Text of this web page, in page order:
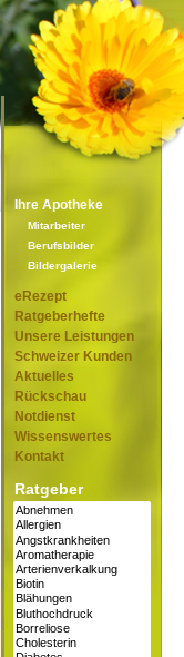
Ihre Apotheke
Mitarbeiter
Berufsbilder
Bildergalerie
eRezept
Ratgeberhefte
Unsere Leistungen
Schweizer Kunden
Aktuelles
Rückschau
Notdienst
Wissenswertes
Kontakt
Ratgeber